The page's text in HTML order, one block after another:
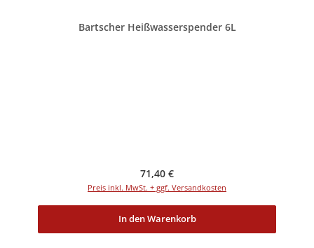
Bartscher Heißwasserspender 6L
Regulärer Preis:
71,40 €
Preis inkl. MwSt. + ggf. Versandkosten
In den Warenkorb